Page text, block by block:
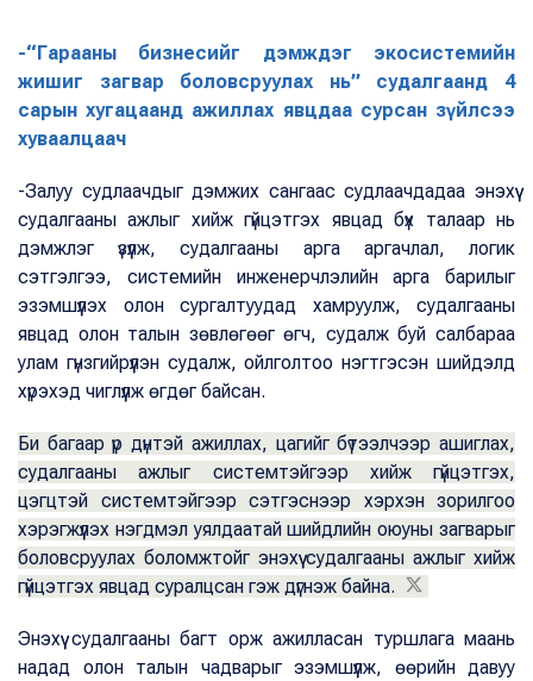
-“Гарааны бизнесийг дэмждэг экосистемийн
жишиг загвар боловсруулах нь” судалгаанд 4
сарын хугацаанд ажиллах явцдаа сурсан зүйлсээ
хуваалцаач
-Залуу судлаачдыг дэмжих сангаас судлаачдадаа энэхүү
судалгааны ажлыг хийж гүйцэтгэх явцад бүх талаар нь
дэмжлэг үзүүлж, судалгааны арга аргачлал, логик
сэтгэлгээ, системийн инженерчлэлийн арга барилыг
эзэмшүүлэх олон сургалтуудад хамруулж, судалгааны
явцад олон талын зөвлөгөөг өгч, судалж буй салбараа
улам гүнзгийрүүлэн судалж, ойлголтоо нэгтгэсэн шийдэлд
хүрэхэд чиглүүлж өгдөг байсан.
Би багаар үр дүнтэй ажиллах, цагийг бүтээлчээр ашиглах,
судалгааны ажлыг системтэйгээр хийж гүйцэтгэх,
цэгцтэй системтэйгээр сэтгэснээр хэрхэн зорилгоо
хэрэгжүүлэх нэгдмэл уялдаатай шийдлийн оюуны загварыг
боловсруулах боломжтойг энэхүү судалгааны ажлыг хийж
гүйцэтгэх явцад суралцсан гэж дүгнэж байна.
Энэхүү судалгааны багт орж ажилласан туршлага маань
надад олон талын чадварыг эзэмшүүлж, өөрийн давуу